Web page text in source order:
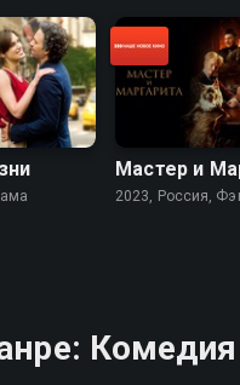
Мастер и
2023, Россия,
Комедия